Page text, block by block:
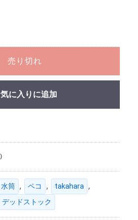
売り切れ
に入りに追加
水筒 , ペコ , takahara ,
デッドストック